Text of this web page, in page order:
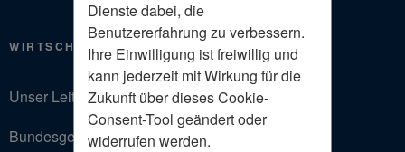
Dienste dabei, die
Benutzererfahrung zu verbessern.
Ihre Einwilligung ist freiwillig und
kann jederzeit mit Wirkung für die
Zukunft über dieses Cookie-
Consent-Tool geändert oder
widerrufen werden.
WIRTSCHAFTSRAT
Unser Leitbild
Bundesgeschäftsstelle